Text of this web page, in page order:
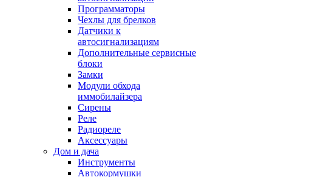
Программаторы
Чехлы для брелков
Датчики к
автосигнализациям
Дополнительные сервисные
блоки
Замки
Модули обхода
иммобилайзера
Сирены
Реле
Радиореле
Аксессуары
Дом и дача
Инструменты
Автокормушки